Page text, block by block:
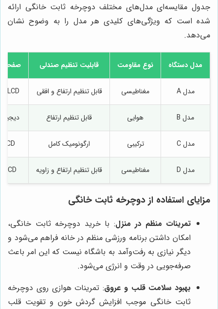
جدول مقایسه‌ای مدل‌های مختلف دوچرخه ثابت خانگی ارائه
شده است که ویژگی‌های کلیدی هر مدل را به وضوح نشان
می‌دهد.
مدل دستگاه نوع مقاومت قابلیت تنظیم صندلی صفحه
مدل A مغناطیسی قابل تنظیم ارتفاع و افقی LCD پیشرفته
مدل B هوایی قابل تنظیم ارتفاع
مدل C ترکیبی ارگونومیک کامل LCD رنگی
مدل D مغناطیسی قابل تنظیم ارتفاع و زاویه LCD لمسی
مزایای استفاده از دوچرخه ثابت خانگی
تمرینات منظم در منزل: با خرید دوچرخه ثابت خانگی،
امکان داشتن برنامه ورزشی منظم در خانه فراهم می‌شود و
دیگر نیازی به رفت‌وآمد به باشگاه نیست که این امر باعث
صرفه‌جویی در وقت و انرژی می‌شود.
بهبود سلامت قلب و عروق: تمرینات هوازی روی دوچرخه
ثابت خانگی موجب افزایش گردش خون و تقویت قلب